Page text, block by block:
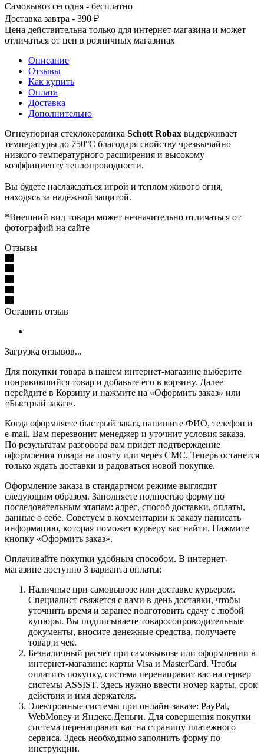
Самовывоз сегодня - бесплатно
Доставка завтра - 390 ₽
Цена действительна только для интернет-магазина и может
отличаться от цен в розничных магазинах
Описание
Отзывы
Как купить
Оплата
Доставка
Дополнительно
Огнеупорная стеклокерамика Schott Robax выдерживает
температуры до 750°С благодаря свойству чрезвычайно
низкого температурного расширения и высокому
коэффициенту теплопроводности.
Вы будете наслаждаться игрой и теплом живого огня,
находясь за надёжной защитой.
*Внешний вид товара может незначительно отличаться от
фотографий на сайте
Отзывы
Оставить отзыв
Загрузка отзывов...
Для покупки товара в нашем интернет-магазине выберите
понравившийся товар и добавьте его в корзину. Далее
перейдите в Корзину и нажмите на «Оформить заказ» или
«Быстрый заказ».
Когда оформляете быстрый заказ, напишите ФИО, телефон и
e-mail. Вам перезвонит менеджер и уточнит условия заказа.
По результатам разговора вам придет подтверждение
оформления товара на почту или через СМС. Теперь останется
только ждать доставки и радоваться новой покупке.
Оформление заказа в стандартном режиме выглядит
следующим образом. Заполняете полностью форму по
последовательным этапам: адрес, способ доставки, оплаты,
данные о себе. Советуем в комментарии к заказу написать
информацию, которая поможет курьеру вас найти. Нажмите
кнопку «Оформить заказ».
Оплачивайте покупки удобным способом. В интернет-
магазине доступно 3 варианта оплаты:
Наличные при самовывозе или доставке курьером.
Специалист свяжется с вами в день доставки, чтобы
уточнить время и заранее подготовить сдачу с любой
купюры. Вы подписываете товаросопроводительные
документы, вносите денежные средства, получаете
товар и чек.
Безналичный расчет при самовывозе или оформлении в
интернет-магазине: карты Visa и MasterCard. Чтобы
оплатить покупку, система перенаправит вас на сервер
системы ASSIST. Здесь нужно ввести номер карты, срок
действия и имя держателя.
Электронные системы при онлайн-заказе: PayPal,
WebMoney и Яндекс.Деньги. Для совершения покупки
система перенаправит вас на страницу платежного
сервиса. Здесь необходимо заполнить форму по
инструкции.